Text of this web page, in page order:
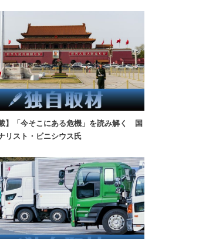
載】「今そこにある危機」を読み解く 国
リスト・ビニシウス氏